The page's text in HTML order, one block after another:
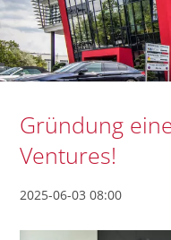
Gründung
Ventures!
2025-06-03 08:00